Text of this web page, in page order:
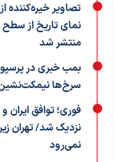
تصاویر
نمای تاریخ از
منتشر شد
بمب خبری در
سرخ‌ها
فوری؛ توافق ایران
نزدیک شد/ تهران
نمی‌رود